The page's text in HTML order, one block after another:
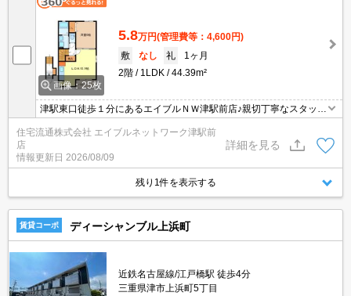
画像：25枚
5.8万円(管理費等：4,600円)
敷
なし 礼
1ヶ月
2階
1LDK 44.39m²
津駅東口徒歩１分にあるエイブルＮＷ津駅前店♪親切丁寧なスタッフ
て！と言う方も、何度もしてるよ♪と言う方も、是非一度足を運んで
住宅流通株式会社 エイブルネットワーク津駅前
店
情報更新日 2026/08/09
詳細を見る
残り1件を表示する
賃貸コーポ ディーシャンブル上浜町
近鉄名古屋線/江戸橋駅 徒歩4分
三重県津市上浜町5丁目